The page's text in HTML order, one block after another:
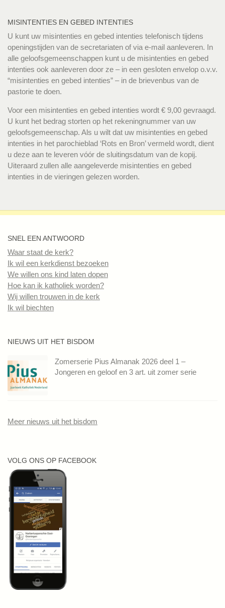
MISINTENTIES EN GEBED INTENTIES
U kunt uw misintenties en gebed intenties telefonisch tijdens
openingstijden van de secretariaten of via e-mail aanleveren. In
alle geloofsgemeenschappen kunt u de misintenties en gebed
intenties ook aanleveren door ze – in een gesloten envelop o.v.v.
“misintenties en gebed intenties” – in de brievenbus van de
pastorie te doen.
Voor een misintenties en gebed intenties wordt € 9,00 gevraagd.
U kunt het bedrag storten op het rekeningnummer van uw
geloofsgemeenschap. Als u wilt dat uw misintenties en gebed
intenties in het parochieblad ‘Rots en Bron’ vermeld wordt, dient
u deze aan te leveren vóór de sluitingsdatum van de kopij.
Uiteraard zullen alle aangeleverde misintenties en gebed
intenties in de vieringen gelezen worden.
SNEL EEN ANTWOORD
Waar staat de kerk?
Ik wil een kerkdienst bezoeken
We willen ons kind laten dopen
Hoe kan ik katholiek worden?
Wij willen trouwen in de kerk
Ik wil biechten
NIEUWS UIT HET BISDOM
Zomerserie Pius Almanak 2026 deel 1 –
Jongeren en geloof en 3 art. uit zomer serie
Meer nieuws uit het bisdom
VOLG ONS OP FACEBOOK